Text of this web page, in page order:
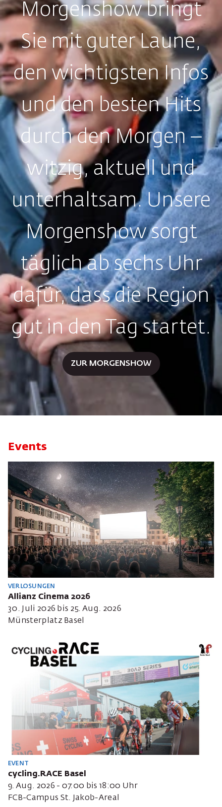
Morgenshow bringt
Sie mit guter Laune,
den wichtigsten Infos
und den besten Hits
durch den Morgen –
witzig, aktuell und
unterhaltsam. Unsere
Morgenshow sorgt
täglich ab sechs Uhr
dafür, dass die Region
gut in den Tag startet.
ZUR MORGENSHOW
Events
VERLOSUNGEN
Allianz Cinema 2026
30. Juli 2026 bis 25. Aug. 2026
Münsterplatz Basel
EVENT
cycling.RACE Basel
9. Aug. 2026 - 07:00 bis 18:00 Uhr
FCB-Campus St. Jakob-Areal